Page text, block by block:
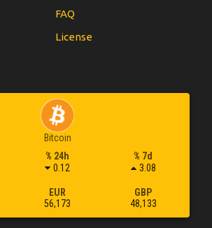
FAQ
License
Bitcoin
% 24h
0.12
% 7d
3.08
EUR
56,173
GBP
48,133